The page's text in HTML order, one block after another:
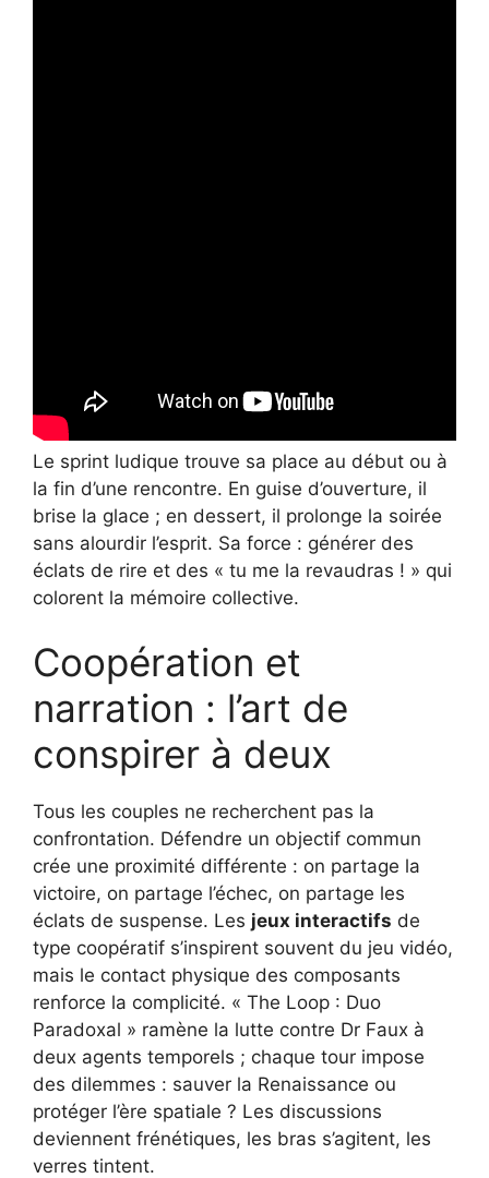
Le sprint ludique trouve sa place au début ou à
la fin d’une rencontre. En guise d’ouverture, il
brise la glace ; en dessert, il prolonge la soirée
sans alourdir l’esprit. Sa force : générer des
éclats de rire et des « tu me la revaudras ! » qui
colorent la mémoire collective.
Coopération et
narration : l’art de
conspirer à deux
Tous les couples ne recherchent pas la
confrontation. Défendre un objectif commun
crée une proximité différente : on partage la
victoire, on partage l’échec, on partage les
éclats de suspense. Les jeux interactifs de
type coopératif s’inspirent souvent du jeu vidéo,
mais le contact physique des composants
renforce la complicité. « The Loop : Duo
Paradoxal » ramène la lutte contre Dr Faux à
deux agents temporels ; chaque tour impose
des dilemmes : sauver la Renaissance ou
protéger l’ère spatiale ? Les discussions
deviennent frénétiques, les bras s’agitent, les
verres tintent.